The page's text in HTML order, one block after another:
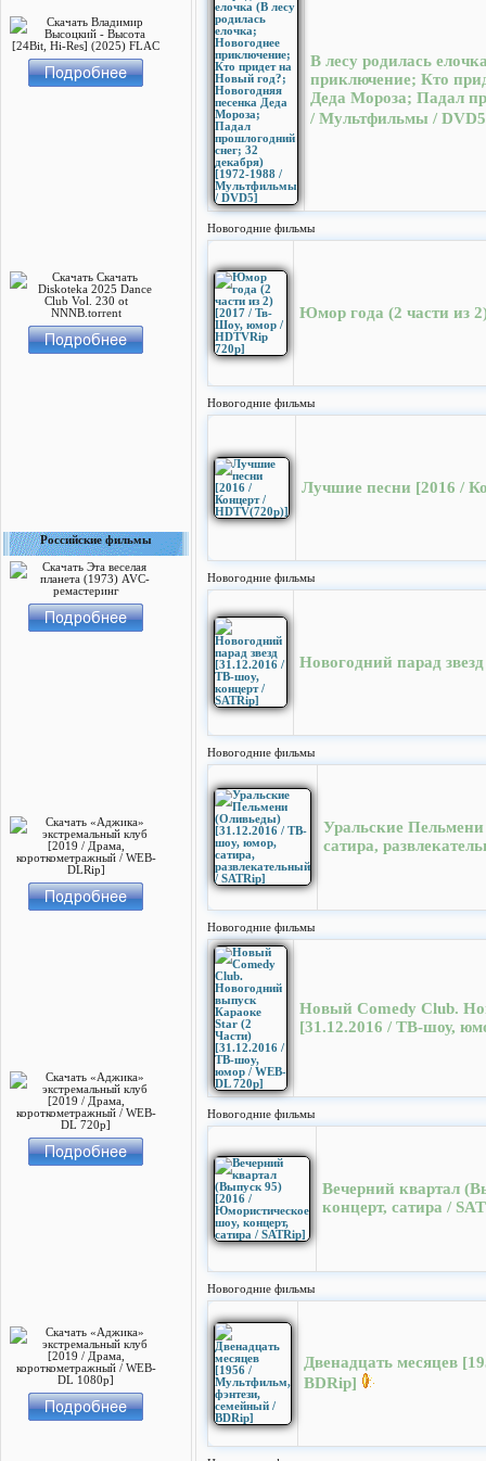
Российские фильмы
В лесу родилась
приключение; Кто
Деда Мороза; Падал
/ Мультфильмы /
Новогодние фильмы
Юмор года (2 части из
Новогодние фильмы
Лучшие песни [2016 /
Новогодние фильмы
Новогодний парад
Новогодние фильмы
Уральские
сатира,
Новогодние фильмы
Новый Comedy Club.
[31.12.2016 / ТВ-шоу,
Новогодние фильмы
Вечерний квартал
концерт, сатира /
Новогодние фильмы
Двенадцать месяцев
BDRip]